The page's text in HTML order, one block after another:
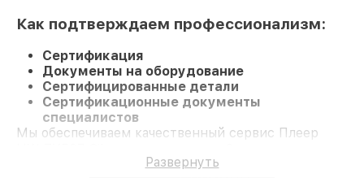
Как подтверждаем профессионализм:
Сертификация
Документы на оборудование
Сертифицированные детали
Сертификационные документы
специалистов
Мы обеспечиваем качественный сервис Плеер
Развернуть